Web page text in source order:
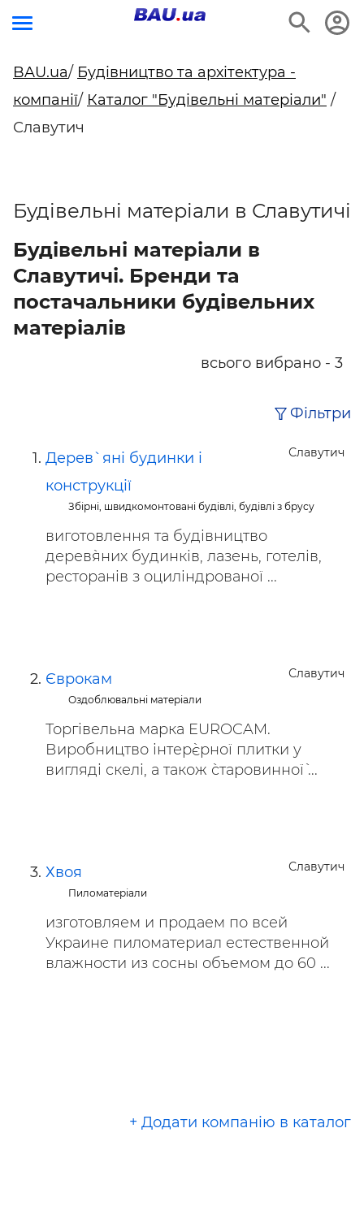
BAU.ua/ Будівництво та архітектура -
компанії/ Каталог "Будівельні матеріали" /
Славутич
Будівельні матеріали в Славутичі
Будівельні матеріали в
Славутичі. Бренди та
постачальники будівельних
матеріалів
всього вибрано - 3
Фільтри
Славутич
Дерев`яні будинки і
конструкції
Збірні, швидкомонтовані будівлі, будівлі з брусу
виготовлення та будівництво
дерев`яних будинків, лазень, готелів,
ресторанів з оциліндрованої ...
Славутич
Єврокам
Оздоблювальні матеріали
Торгівельна марка EUROCAM.
Виробництво інтер`єрної плитки у
вигляді скелі, а також `старовинної` ...
Славутич
Хвоя
Пиломатеріали
изготовляем и продаем по всей
Украине пиломатериал естественной
влажности из сосны объемом до 60 ...
+ Додати компанію в каталог